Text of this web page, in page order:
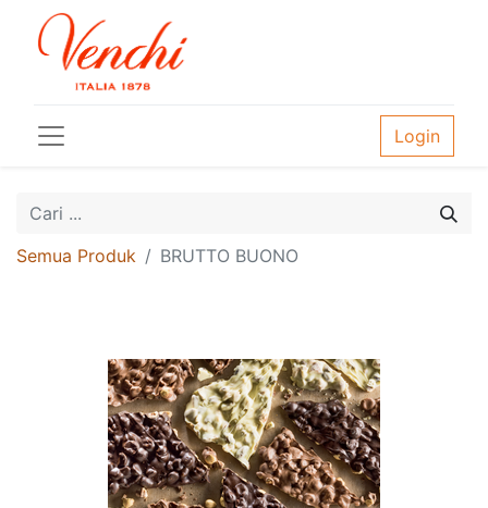
Login
Semua Produk BRUTTO BUONO